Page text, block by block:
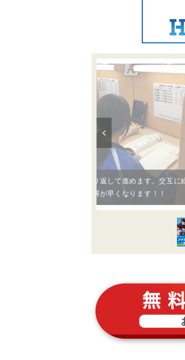
お子さま専用の「解説ノート」で要点を説明しま